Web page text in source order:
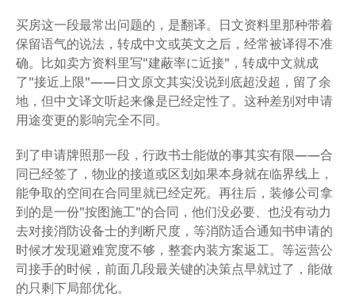
买房这一段最常出问题的，是翻译。日文资料里那种带着
保留语气的说法，转成中文或英文之后，经常被译得不准
确。比如卖方资料里写"建蔽率に近接"，转成中文就成
了"接近上限"——日文原文其实没说到底超没超，留了余
地，但中文译文听起来像是已经定性了。这种差别对申请
用途变更的影响完全不同。
到了申请牌照那一段，行政书士能做的事其实有限——合
同已经签了，物业的接道或区划如果本身就在临界线上，
能争取的空间在合同里就已经定死。再往后，装修公司拿
到的是一份"按图施工"的合同，他们没必要、也没有动力
去对接消防设备士的判断尺度，等消防适合通知书申请的
时候才发现避难宽度不够，整套内装方案返工。等运营公
司接手的时候，前面几段最关键的决策点早就过了，能做
的只剩下局部优化。